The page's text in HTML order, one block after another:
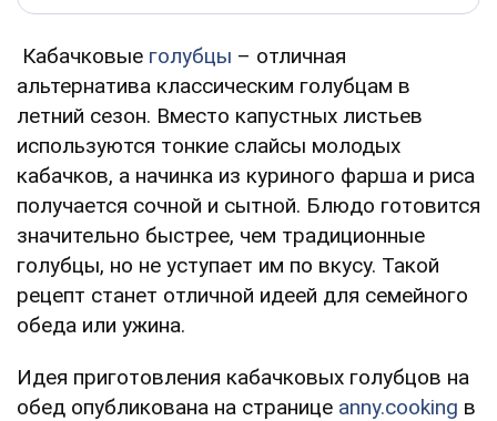
Кабачковые голубцы – отличная
альтернатива классическим голубцам в
летний сезон. Вместо капустных листьев
используются тонкие слайсы молодых
кабачков, а начинка из куриного фарша и риса
получается сочной и сытной. Блюдо готовится
значительно быстрее, чем традиционные
голубцы, но не уступает им по вкусу. Такой
рецепт станет отличной идеей для семейного
обеда или ужина.
Идея приготовления кабачковых голубцов на
обед опубликована на странице anny.cooking в